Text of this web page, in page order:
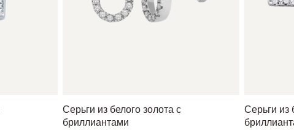
Серьги из белого золота с
бриллиантами
Серьги из